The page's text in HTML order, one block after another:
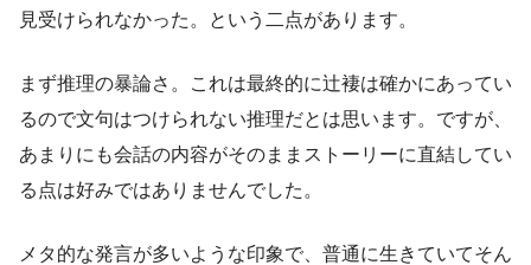
見受けられなかった。という二点があります。
まず推理の暴論さ。これは最終的に辻褄は確かにあってい
るので文句はつけられない推理だとは思います。ですが、
あまりにも会話の内容がそのままストーリーに直結してい
る点は好みではありませんでした。
メタ的な発言が多いような印象で、普通に生きていてそん